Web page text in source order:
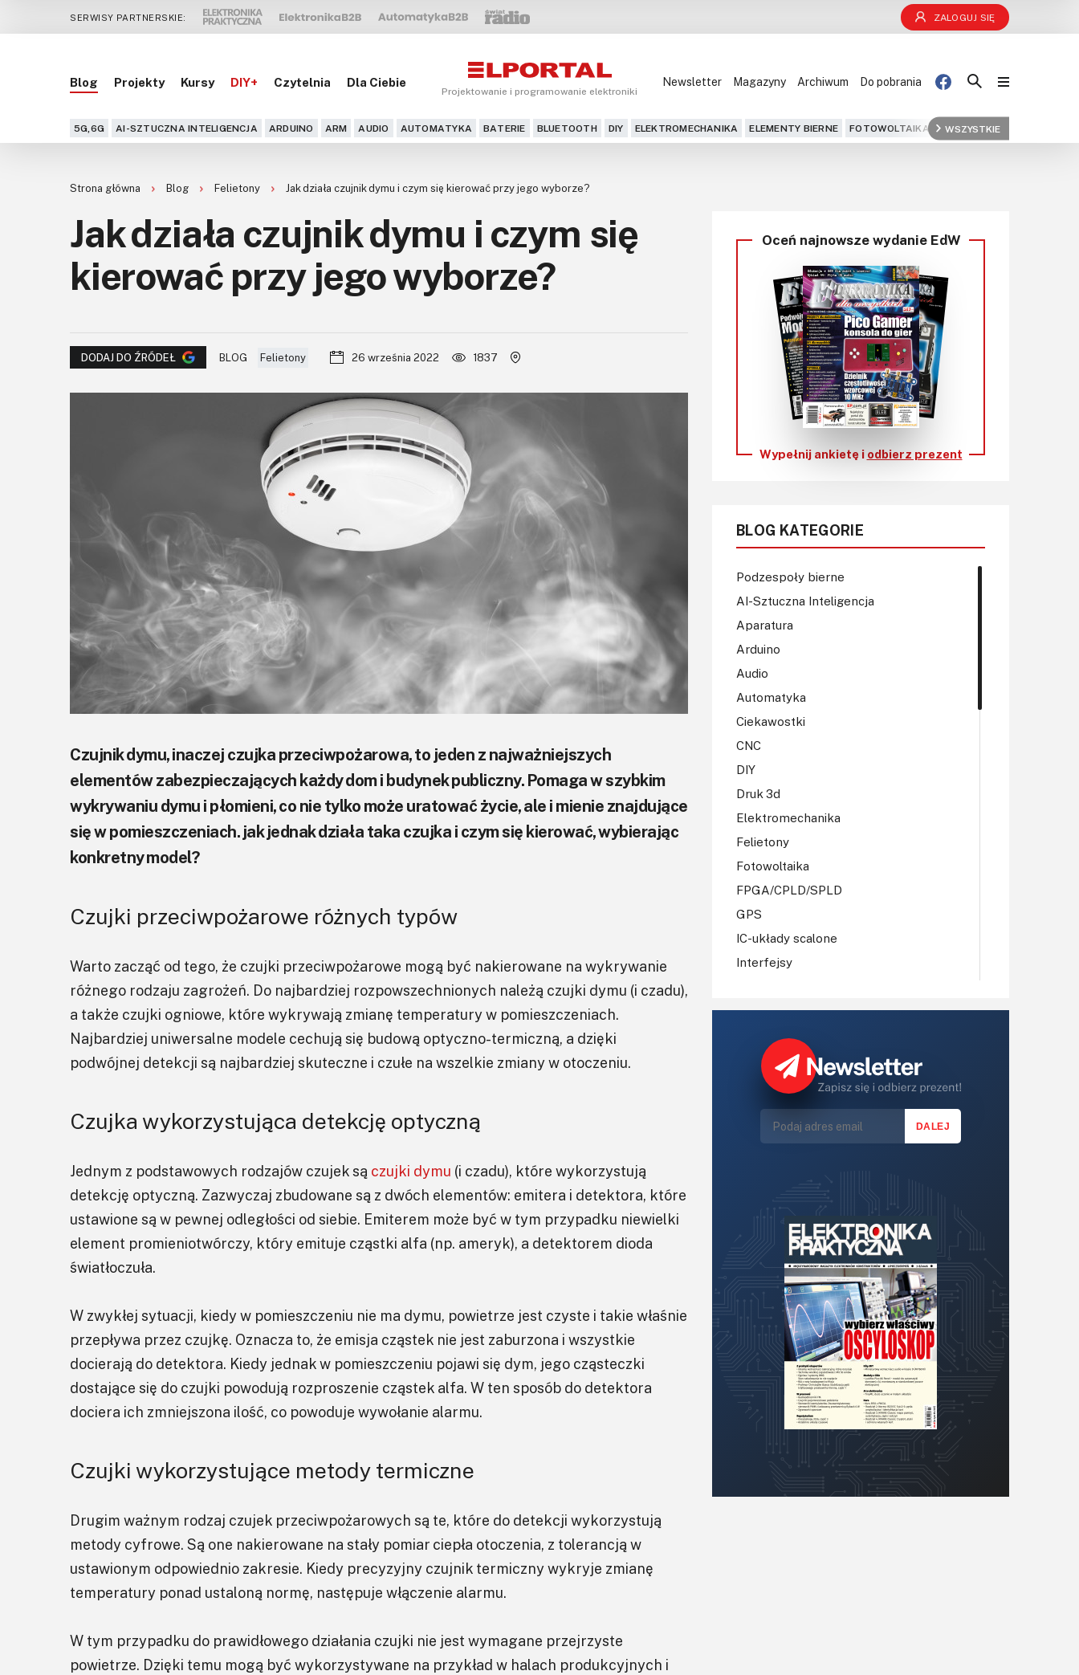
SERWISY PARTNERSKIE: ZALOGUJ SIĘ
Blog Projekty Kursy DIY+ Czytelnia Dla Ciebie
Projektowanie i programowanie elektroniki
Newsletter Magazyny Archiwum Do pobrania
5G,6G AI-SZTUCZNA INTELIGENCJA ARDUINO ARM AUDIO AUTOMATYKA BATERIE BLUETOOTH DIY ELEKTROMECHANIKA ELEMENTY BIERNE FOTOWOLTAIKA FPGA GPS
WSZYSTKIE
Blog
DIY+
Czytelnia
Dla Ciebie
KITy AVT
Kontakt
Do pobrania
Strona główna Blog Felietony Jak działa czujnik dymu i czym się kierować przy jego wyborze?
Jak działa czujnik dymu i czym się
kierować przy jego wyborze?
DODAJ DO ŹRÓDEŁ BLOG Felietony 26 września 2022 1837
Czujnik dymu, inaczej czujka przeciwpożarowa, to jeden z najważniejszych
elementów zabezpieczających każdy dom i budynek publiczny. Pomaga w szybkim
wykrywaniu dymu i płomieni, co nie tylko może uratować życie, ale i mienie znajdujące
się w pomieszczeniach. jak jednak działa taka czujka i czym się kierować, wybierając
konkretny model?
Czujki przeciwpożarowe różnych typów
Warto zacząć od tego, że czujki przeciwpożarowe mogą być nakierowane na wykrywanie
różnego rodzaju zagrożeń. Do najbardziej rozpowszechnionych należą czujki dymu (i czadu),
a także czujki ogniowe, które wykrywają zmianę temperatury w pomieszczeniach.
Najbardziej uniwersalne modele cechują się budową optyczno-termiczną, a dzięki
podwójnej detekcji są najbardziej skuteczne i czułe na wszelkie zmiany w otoczeniu.
Czujka wykorzystująca detekcję optyczną
Jednym z podstawowych rodzajów czujek są czujki dymu (i czadu), które wykorzystują
detekcję optyczną. Zazwyczaj zbudowane są z dwóch elementów: emitera i detektora, które
ustawione są w pewnej odległości od siebie. Emiterem może być w tym przypadku niewielki
element promieniotwórczy, który emituje cząstki alfa (np. ameryk), a detektorem dioda
światłoczuła.
W zwykłej sytuacji, kiedy w pomieszczeniu nie ma dymu, powietrze jest czyste i takie właśnie
przepływa przez czujkę. Oznacza to, że emisja cząstek nie jest zaburzona i wszystkie
docierają do detektora. Kiedy jednak w pomieszczeniu pojawi się dym, jego cząsteczki
dostające się do czujki powodują rozproszenie cząstek alfa. W ten sposób do detektora
dociera ich zmniejszona ilość, co powoduje wywołanie alarmu.
Czujki wykorzystujące metody termiczne
Drugim ważnym rodzaj czujek przeciwpożarowych są te, które do detekcji wykorzystują
metody cyfrowe. Są one nakierowane na stały pomiar ciepła otoczenia, z tolerancją w
ustawionym odpowiednio zakresie. Kiedy precyzyjny czujnik termiczny wykryje zmianę
temperatury ponad ustaloną normę, następuje włączenie alarmu.
W tym przypadku do prawidłowego działania czujki nie jest wymagane przejrzyste
powietrze. Dzięki temu mogą być wykorzystywane na przykład w halach produkcyjnych i
Oceń najnowsze wydanie EdW
Wypełnij ankietę i odbierz prezent
BLOG KATEGORIE
Podzespoły bierne
AI-Sztuczna Inteligencja
Aparatura
Arduino
Audio
Automatyka
Ciekawostki
CNC
DIY
Druk 3d
Elektromechanika
Felietony
Fotowoltaika
FPGA/CPLD/SPLD
GPS
IC-układy scalone
Interfejsy
Koła Naukowe
Książki
Lasery
LED/LCD/OLED
Mechatronika
Narzędzia
Optoelektronika
PCB/Montaż
Podstawy elektroniki
Podzespoły bierne
Półprzewodniki
Pomiary i testy
Projektowanie
Raspberry Pi